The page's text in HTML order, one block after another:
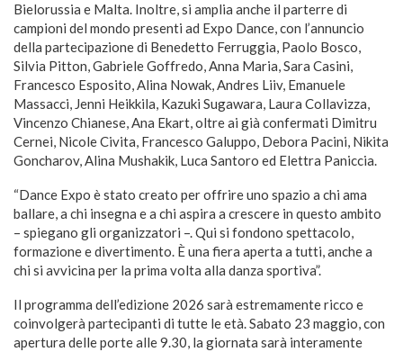
Bielorussia e Malta. Inoltre, si amplia anche il parterre di
campioni del mondo presenti ad Expo Dance, con l’annuncio
della partecipazione di Benedetto Ferruggia, Paolo Bosco,
Silvia Pitton, Gabriele Goffredo, Anna Maria, Sara Casini,
Francesco Esposito, Alina Nowak, Andres Liiv, Emanuele
Massacci, Jenni Heikkila, Kazuki Sugawara, Laura Collavizza,
Vincenzo Chianese, Ana Ekart, oltre ai già confermati Dimitru
Cernei, Nicole Civita, Francesco Galuppo, Debora Pacini, Nikita
Goncharov, Alina Mushakik, Luca Santoro ed Elettra Paniccia.
“Dance Expo è stato creato per offrire uno spazio a chi ama
ballare, a chi insegna e a chi aspira a crescere in questo ambito
– spiegano gli organizzatori –. Qui si fondono spettacolo,
formazione e divertimento. È una fiera aperta a tutti, anche a
chi si avvicina per la prima volta alla danza sportiva”.
Il programma dell’edizione 2026 sarà estremamente ricco e
coinvolgerà partecipanti di tutte le età. Sabato 23 maggio, con
apertura delle porte alle 9.30, la giornata sarà interamente